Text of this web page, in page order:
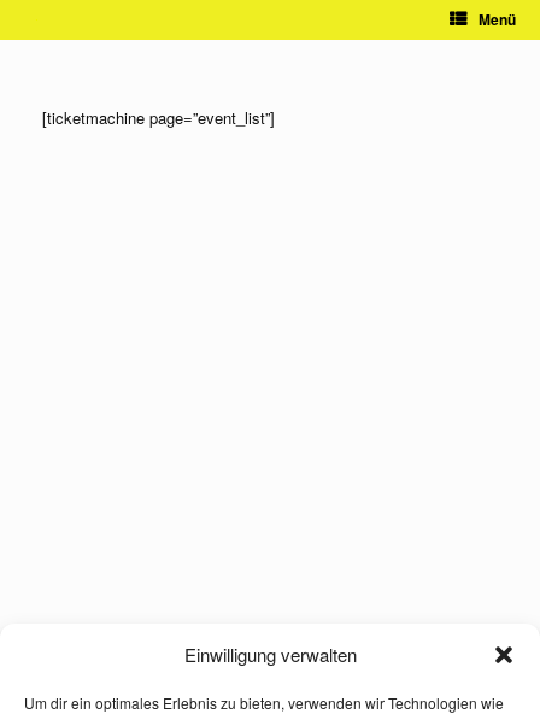
Einwilligung verwalten
Um dir ein optimales Erlebnis zu bieten, verwenden wir Technologien wie
Menü
[ticketmachine page=”event_list”]